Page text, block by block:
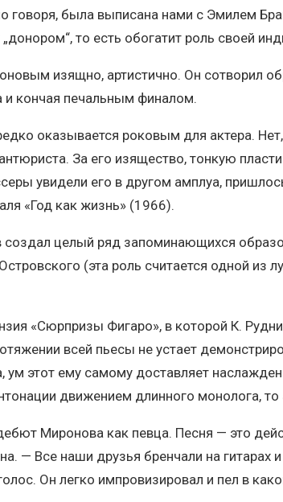
говоря, была выписана нами с Эмилем
то есть обогатит роль своей
изящно, артистично. Он сотворил
и кончая печальным финалом.
оказывается роковым для актера.
За его изящество, тонкую
увидели его в другом амплуа,
«Год как жизнь» (1966).
создал целый ряд запоминающихся
(эта роль считается одной из
«Сюрпризы Фигаро», в которой К.
всей пьесы не устает
ум этот ему самому доставляет
движением длинного монолога,
Миронова как певца. Песня — это
— Все наши друзья бренчали на гитарах
Он легко импровизировал и пел в